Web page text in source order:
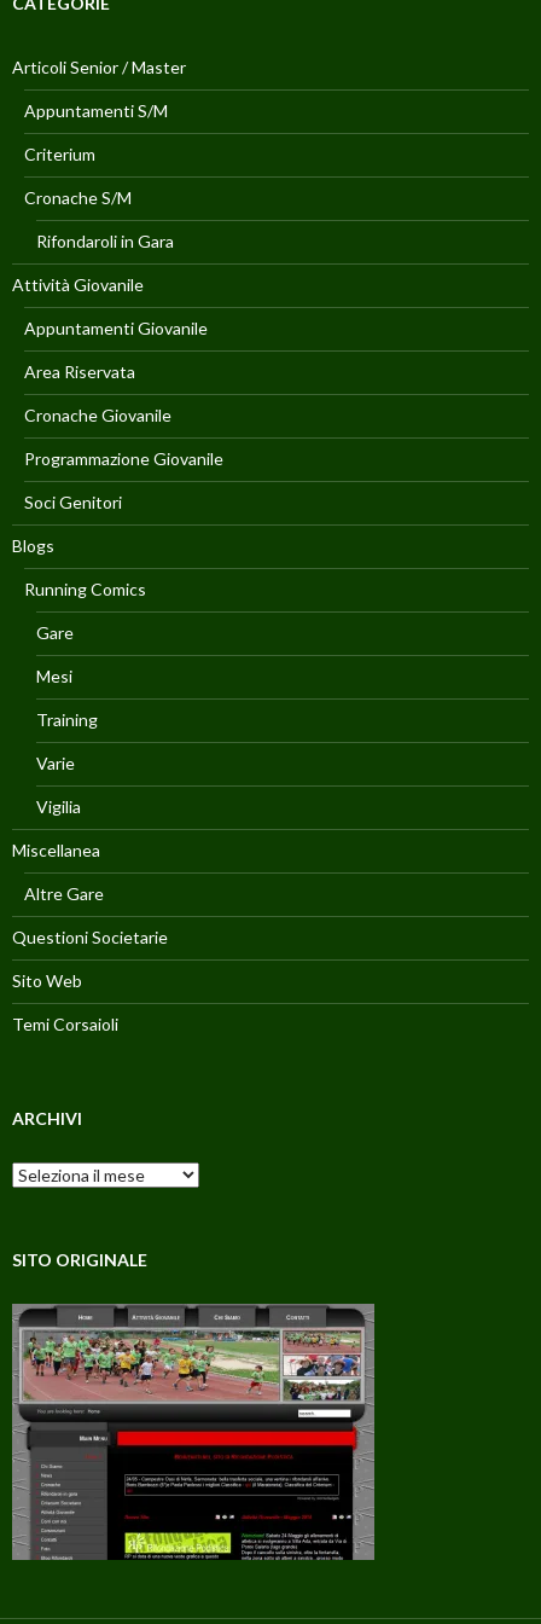
Articoli Senior / Master
Appuntamenti S/M
Criterium
Cronache S/M
Rifondaroli in Gara
Attività Giovanile
Appuntamenti Giovanile
Area Riservata
Cronache Giovanile
Programmazione Giovanile
Soci Genitori
Blogs
Running Comics
Gare
Mesi
Training
Varie
Vigilia
Miscellanea
Altre Gare
Questioni Societarie
Sito Web
Temi Corsaioli
ARCHIVI
Archivi
SITO ORIGINALE